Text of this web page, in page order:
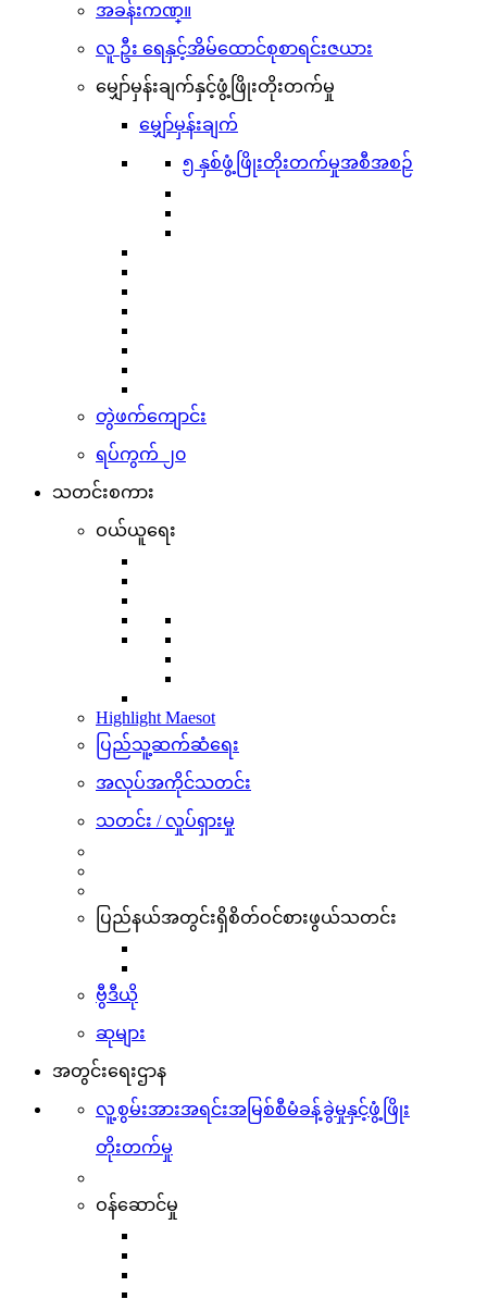
အခန်းကဏ္။
လူ ဦး ရေနှင့်အိမ်ထောင်စုစာရင်းဇယား
မျှော်မှန်းချက်နှင့်ဖွံ့ဖြိုးတိုးတက်မှု
မျှော်မှန်းချက်
၅ နှစ်ဖွံ့ဖြိုးတိုးတက်မှုအစီအစဉ်
တွဲဖက်ကျောင်း
ရပ်ကွက် ၂၀
သတင်းစကား
ဝယ်ယူရေး
Highlight Maesot
ပြည်သူ့ဆက်ဆံရေး
အလုပ်အကိုင်သတင်း
သတင်း / လှုပ်ရှားမှု
ပြည်နယ်အတွင်းရှိစိတ်ဝင်စားဖွယ်သတင်း
ဗွီဒီယို
ဆုများ
အတွင်းရေးဌာန
လူ့စွမ်းအားအရင်းအမြစ်စီမံခန့်ခွဲမှုနှင့်ဖွံ့ဖြိုး
တိုးတက်မှု
ဝန်ဆောင်မှု